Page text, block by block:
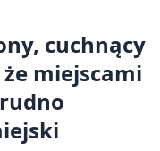
cuchnący
miejscami